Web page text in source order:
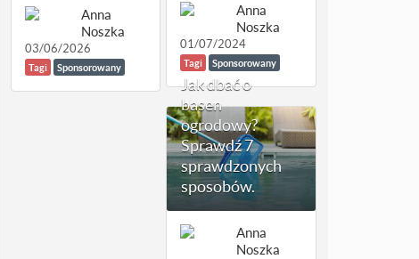
Anna
Noszka
03/06/2026
Tagi Sponsorowany
Anna
Noszka
01/07/2024
Tagi Sponsorowany
Jak dbać o
basen
ogrodowy?
Sprawdź 7
sprawdzonych
sposobów.
Anna
Noszka